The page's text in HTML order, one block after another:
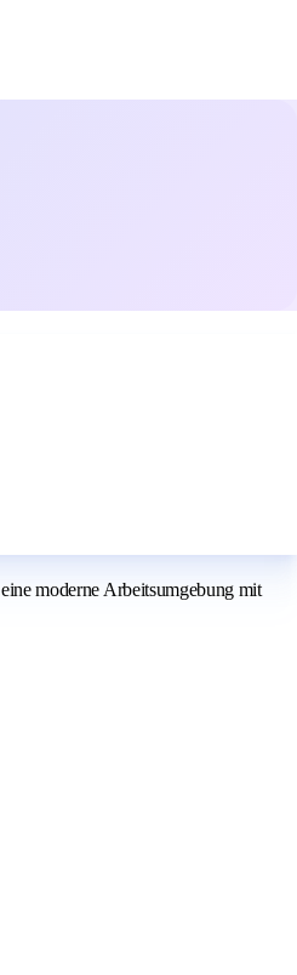
moderne Arbeitsumgebung mit